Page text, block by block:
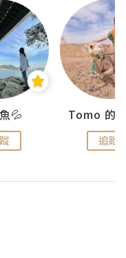
💦
追蹤